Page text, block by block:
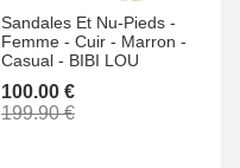
Sandales Et Nu-Pieds -
Femme - Cuir - Marron -
Casual - BIBI LOU
100.00 €
199.90 €